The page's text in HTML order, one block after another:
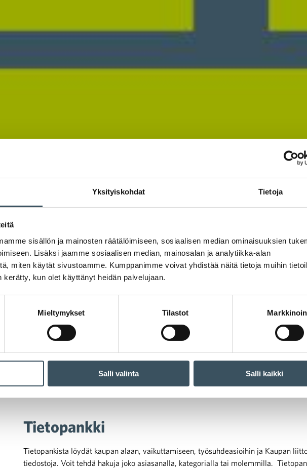
Yksityiskohdat Tietoja
sisällön ja mainosten räätälöimiseen, sosiaalisen median ominaisuuksien
Lisäksi jaamme sosiaalisen median, mainosalan ja analytiikka-alan
miten käytät sivustoamme. Kumppanimme voivat yhdistää näitä tietoja muihin
kerätty, kun olet käyttänyt heidän palvelujaan.
Mieltymykset Tilastot
Salli valinta Salli kaikki
Tietopankki
Tietopankista löydät kaupan alaan, vaikuttamiseen, työsuhdeasioihin ja Kaupan
tiedostoja. Voit tehdä hakuja joko asiasanalla, kategorialla tai molemmilla.
ja TES